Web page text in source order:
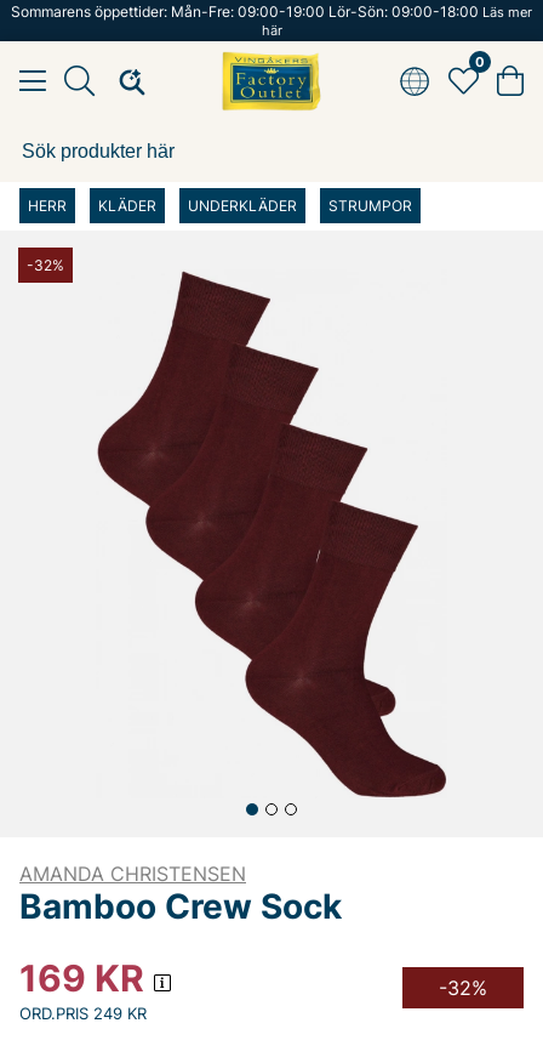
Sommarens öppettider: Mån-Fre: 09:00-19:00 Lör-Sön: 09:00-18:00 Läs mer
här
0
HERR KLÄDER UNDERKLÄDER STRUMPOR
-32%
AMANDA CHRISTENSEN
Bamboo Crew Sock
169 KR
ORD.PRIS 249 KR
-32%